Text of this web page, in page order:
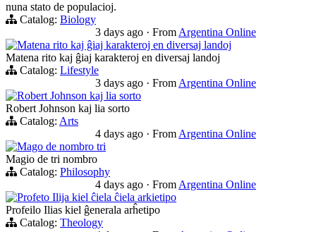
nuna stato de populacioj.
Catalog: Biology
3 days ago · From Argentina Online
Matena rito kaj ĝiaj karakteroj en diversaj landoj
Matena rito kaj ĝiaj karakteroj en diversaj landoj
Catalog: Lifestyle
3 days ago · From Argentina Online
Robert Johnson kaj lia sorto
Robert Johnson kaj lia sorto
Catalog: Arts
4 days ago · From Argentina Online
Mago de nombro tri
Magio de tri nombro
Catalog: Philosophy
4 days ago · From Argentina Online
Profeto Ilija kiel ĉiela ĉiela arkietipo
Profeilo Ilias kiel ĝenerala arĥetipo
Catalog: Theology